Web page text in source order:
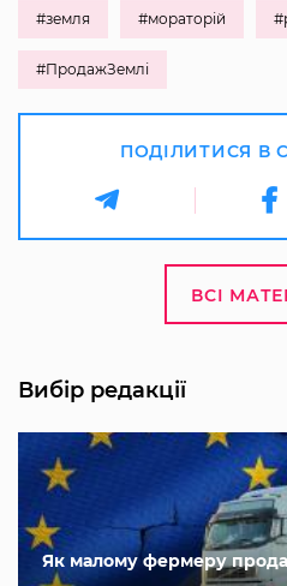
#земля #мораторій
#ПродажЗемлі
ПОДІЛИТИСЯ В
ВСІ
Вибір редакції
Як малому фермеру